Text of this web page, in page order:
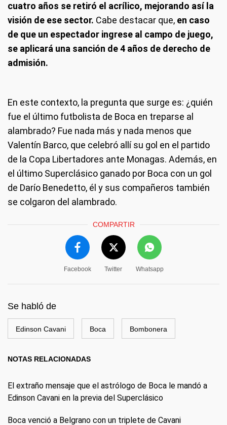
cuatro años se retiró el acrílico, mejorando así la
visión de ese sector. Cabe destacar que, en caso
de que un espectador ingrese al campo de juego,
se aplicará una sanción de 4 años de derecho de
admisión.
En este contexto, la pregunta que surge es: ¿quién
fue el último futbolista de Boca en treparse al
alambrado? Fue nada más y nada menos que
Valentín Barco, que celebró allí su gol en el partido
de la Copa Libertadores ante Monagas. Además, en
el último Superclásico ganado por Boca con un gol
de Darío Benedetto, él y sus compañeros también
se colgaron del alambrado.
COMPARTIR
Facebook Twitter Whatsapp
Se habló de
Edinson Cavani Boca Bombonera
NOTAS RELACIONADAS
El extraño mensaje que el astrólogo de Boca le mandó a
Edinson Cavani en la previa del Superclásico
Boca venció a Belgrano con un triplete de Cavani